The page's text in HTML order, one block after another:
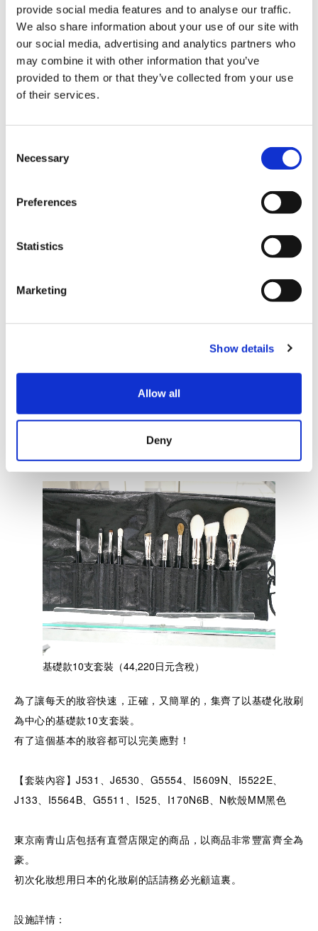
provide social media features and to analyse our traffic.
We also share information about your use of our site with
our social media, advertising and analytics partners who
may combine it with other information that you’ve
provided to them or that they’ve collected from your use
of their services.
Necessary
Preferences
Statistics
Marketing
Show details
Allow all
Deny
將日本傳統的化妝刷和刷毛活用於現代的妝容的傳統化妝刷係
列。
藤卷製化妝刷。
從以前給舞妓和歌舞伎演員化妝時就有使用的板刷毛（照片後
排)，可以將散粉大麵積地，快速又均勻地鋪開。
■還有Hello Kitty款式的化妝刷
在輪島塗上用泥金畫繪製了Hello Kitty的毛量充足的蘑菇刷。
■基礎款的套裝商品
基礎款10支套裝（44,220日元含稅）
為了讓每天的妝容快速，正確，又簡單的，集齊了以基礎化妝刷
為中心的基礎款10支套裝。
有了這個基本的妝容都可以完美應對！
【套裝內容】J531、J6530、G5554、I5609N、I5522E、
J133、I5564B、G5511、I525、I170N6B、N軟殼MM黑色
東京南青山店包括有直營店限定的商品，以商品非常豐富齊全為
豪。
初次化妝想用日本的化妝刷的話請務必光顧這裏。
設施詳情：